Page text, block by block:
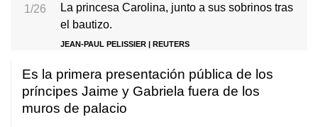
1/26
La princesa Carolina, junto a sus sobrinos tras
el bautizo.
JEAN-PAUL PELISSIER | REUTERS
Es la primera presentación pública de los
príncipes Jaime y Gabriela fuera de los
muros de palacio